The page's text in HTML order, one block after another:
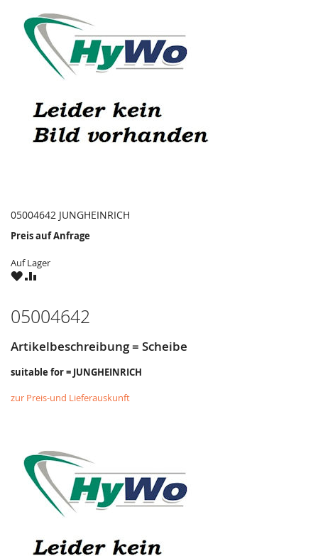
05004642 JUNGHEINRICH
Preis auf Anfrage
Auf Lager
ZUZU
05004642
Artikelbeschreibung = Scheibe
suitable for = JUNGHEINRICH
zur Preis-und Lieferauskunft